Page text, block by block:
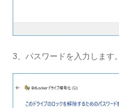
3、パスワードを入力します。